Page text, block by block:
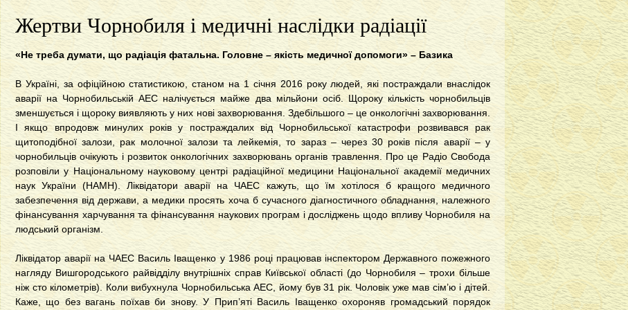
Жертви Чорнобиля і медичні наслідки радіації
«Не треба думати, що радіація фатальна. Головне – якість медичної допомоги» – Базика
В Україні, за офіційною статистикою, станом на 1 січня 2016 року людей, які постраждали внаслідок
аварії на Чорнобильській АЕС налічується майже два мільйони осіб. Щороку кількість чорнобильців
зменшується і щороку виявляють у них нові захворювання. Здебільшого – це онкологічні захворювання.
І якщо впродовж минулих років у постраждалих від Чорнобильської катастрофи розвивався рак
щитоподібної залози, рак молочної залози та лейкемія, то зараз – через 30 років після аварії – у
чорнобильців очікують і розвиток онкологічних захворювань органів травлення. Про це Радіо Свобода
розповіли у Національному науковому центрі радіаційної медицини Національної академії медичних
наук України (НАМН). Ліквідатори аварії на ЧАЕС кажуть, що їм хотілося б кращого медичного
забезпечення від держави, а медики просять хоча б сучасного діагностичного обладнання, належного
фінансування харчування та фінансування наукових програм і досліджень щодо впливу Чорнобиля на
людський організм.
Ліквідатор аварії на ЧАЕС Василь Іващенко у 1986 році працював інспектором Державного пожежного
нагляду Вишгородського райвідділу внутрішніх справ Київської області (до Чорнобиля – трохи більше
ніж сто кілометрів). Коли вибухнула Чорнобильська АЕС, йому був 31 рік. Чоловік уже мав сім’ю і дітей.
Каже, що без вагань поїхав би знову. У Прип’яті Василь Іващенко охороняв громадський порядок